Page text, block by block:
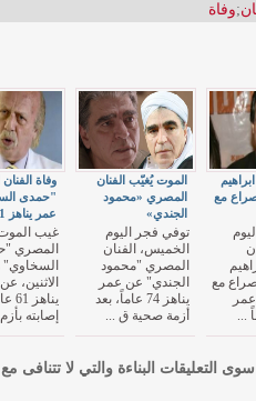
;وفاة
وفاة
"حمدى
عمر يناهز 61 عاما
غيب الموت
المصري
الاثنين،
إصابته
الموت يُغيّب الفنان
المصري «محمود
الجندي»
توفي فجر اليوم
الخميس، الفنان
المصري "محمود
الجندي" عن عمر
يناهز 74 عاماً، بعد
أزمة صحية ق ...
مع
مع
التعليقات البناءة والتي لا تتنافى